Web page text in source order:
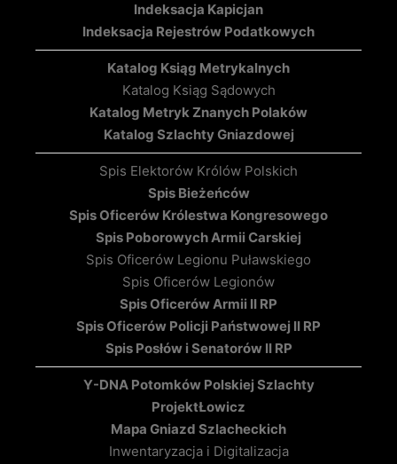
Indeksacja Kapicjan
Indeksacja Rejestrów Podatkowych
Katalog Ksiąg Metrykalnych
Katalog Ksiąg Sądowych
Katalog Metryk Znanych Polaków
Katalog Szlachty Gniazdowej
Spis Elektorów Królów Polskich
Spis Bieżeńców
Spis Oficerów Królestwa Kongresowego
Spis Poborowych Armii Carskiej
Spis Oficerów Legionu Puławskiego
Spis Oficerów Legionów
Spis Oficerów Armii II RP
Spis Oficerów Policji Państwowej II RP
Spis Posłów i Senatorów II RP
Y-DNA Potomków Polskiej Szlachty
ProjektŁowicz
Mapa Gniazd Szlacheckich
Inwentaryzacja i Digitalizacja